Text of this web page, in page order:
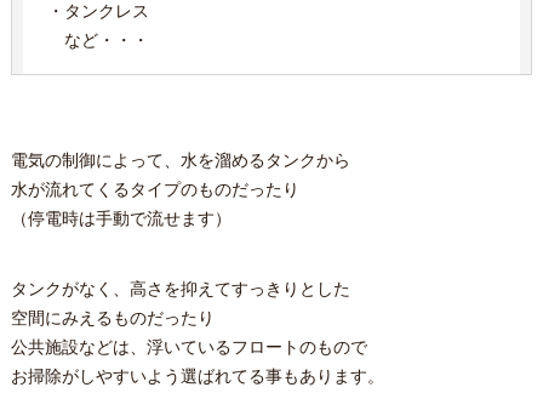
・タンクレス
など・・・
電気の制御によって、水を溜めるタンクから
水が流れてくるタイプのものだったり
（停電時は手動で流せます）
タンクがなく、高さを抑えてすっきりとした
空間にみえるものだったり
公共施設などは、浮いているフロートのもので
お掃除がしやすいよう選ばれてる事もあります。